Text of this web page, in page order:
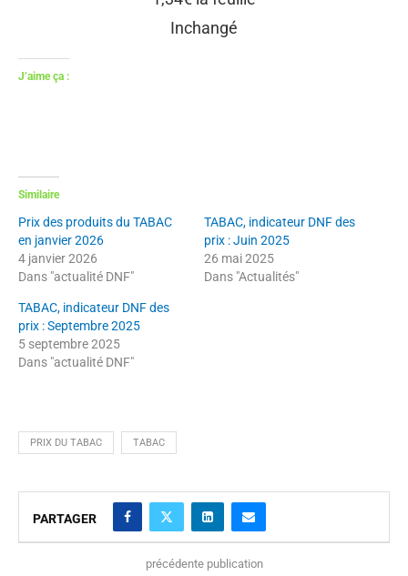
Inchangé
J’aime ça :
Similaire
Prix des produits du TABAC
en janvier 2026
4 janvier 2026
Dans "actualité DNF"
TABAC, indicateur DNF des
prix : Juin 2025
26 mai 2025
Dans "Actualités"
TABAC, indicateur DNF des
prix : Septembre 2025
5 septembre 2025
Dans "actualité DNF"
PRIX DU TABAC TABAC
PARTAGER
précédente publication